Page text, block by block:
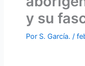
y su
Por S. García./